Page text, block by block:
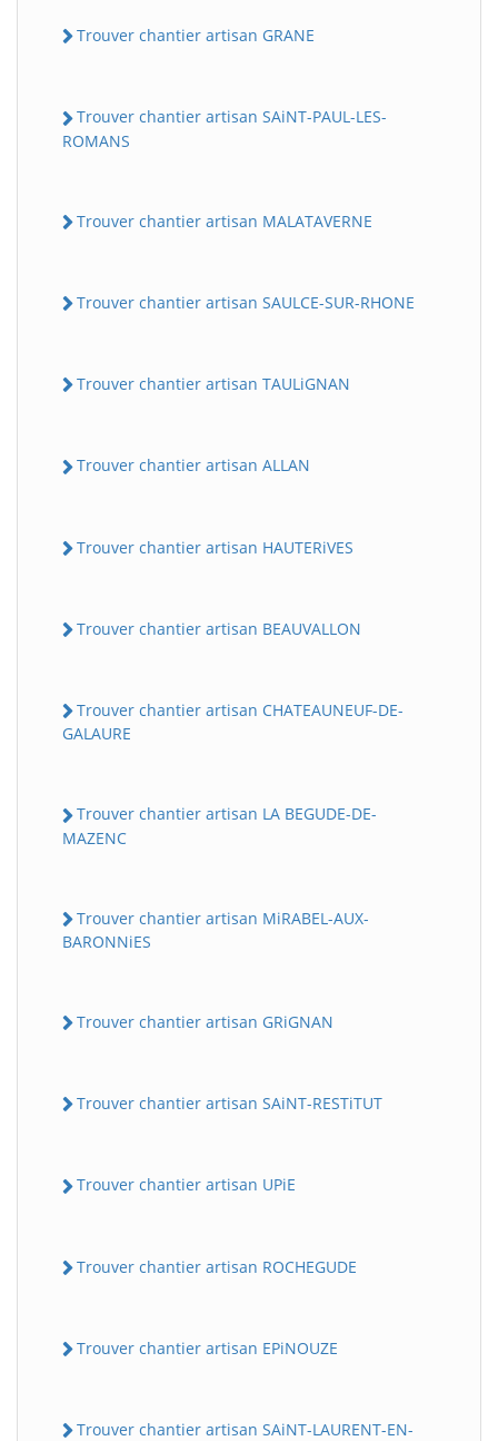
Trouver chantier artisan GRANE
Trouver chantier artisan SAiNT-PAUL-LES-
ROMANS
Trouver chantier artisan MALATAVERNE
Trouver chantier artisan SAULCE-SUR-RHONE
Trouver chantier artisan TAULiGNAN
Trouver chantier artisan ALLAN
Trouver chantier artisan HAUTERiVES
Trouver chantier artisan BEAUVALLON
Trouver chantier artisan CHATEAUNEUF-DE-
GALAURE
Trouver chantier artisan LA BEGUDE-DE-
MAZENC
Trouver chantier artisan MiRABEL-AUX-
BARONNiES
Trouver chantier artisan GRiGNAN
Trouver chantier artisan SAiNT-RESTiTUT
Trouver chantier artisan UPiE
Trouver chantier artisan ROCHEGUDE
Trouver chantier artisan EPiNOUZE
Trouver chantier artisan SAiNT-LAURENT-EN-